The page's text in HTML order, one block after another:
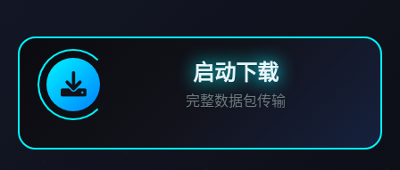
启动下载
完整数据包传输